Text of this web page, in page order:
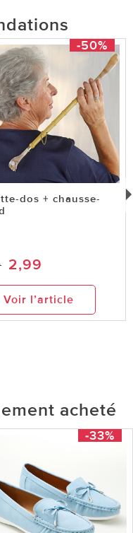
-50%
dos + chausse-
2,99
Voir l’article
acheté
-33%